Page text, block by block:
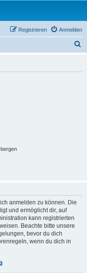
Anmelden
Registrieren
anmelden zu können. Die
und ermöglicht dir, auf
kann registrierten
Beachte bitte unsere
bevor du dich
wenn du dich in